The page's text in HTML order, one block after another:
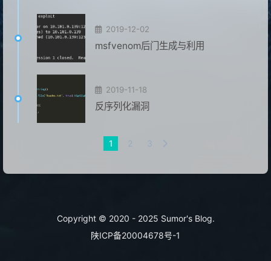
2019-12-02
msfvenom后门生成与利用
2019-11-18
反序列化漏洞
1 2 3
Copyright © 2020 - 2025 Sumor's Blog.
陕ICP备20004678号-1